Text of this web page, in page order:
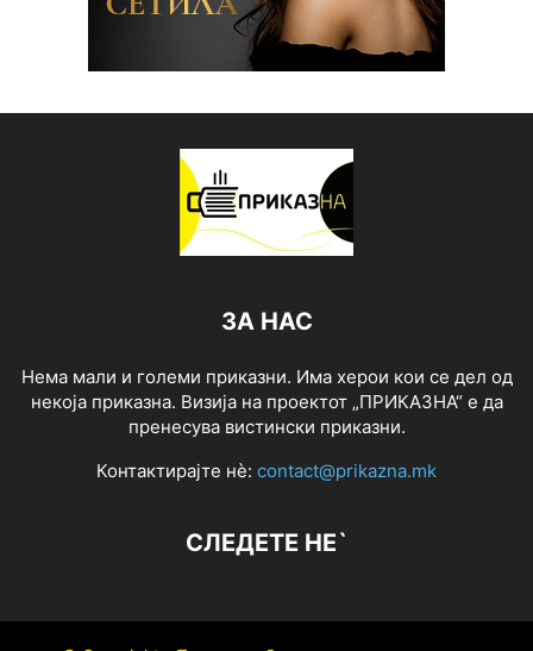
ЗА НАС
Нема мали и големи приказни. Има херои кои се дел од
некоја приказна. Визија на проектот „ПРИКАЗНА“ е да
пренесува вистински приказни.
Контактирајте нѐ: contact@prikazna.mk
СЛЕДЕТЕ НЕ`